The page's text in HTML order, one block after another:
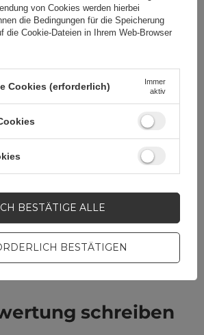
Hilfe? Haben Sie
STELLE EINE FRAGE
Garrantie 12 Monate
schreiben
von Cookies werden hierbei
die Bedingungen für die Speicherung
die Cookie-Dateien in Ihrem Web-Browser
Cookies (erforderlich)
Immer
aktiv
BESTÄTIGEN
BESTÄTIGE ALLE